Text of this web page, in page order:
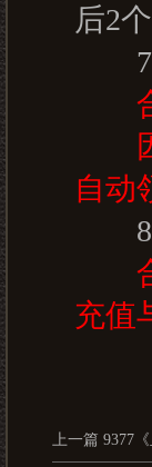
后2
7.
自动
8.
充值
上一篇 9377